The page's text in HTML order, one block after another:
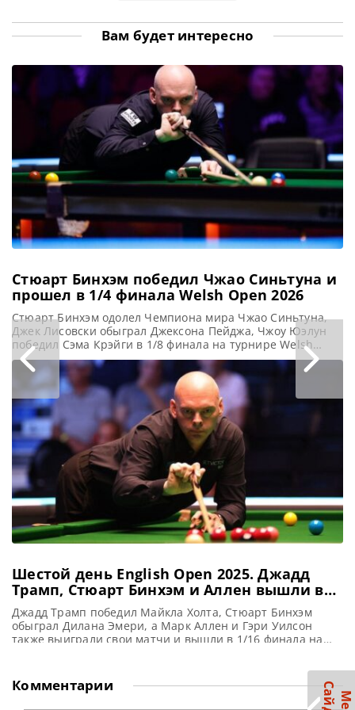
спортсмену не
только
континентальный
Кайреном Уилсоном
в финале Shanghai
Masters 2026,
воскресенье.
Бристолец одержал
верх со счетом
занимающий
первую строчку
мирового рейтинга,
продемонстрировал
свое мастерство,
одержав победу на
престижном
турнире Shanghai
Masters. В финале
он встретился с
действующим
Кайреном Уилсоном
и одержал
уверенную
Вам будет интересно
Стюарт Бинхэм победил Чжао Синьтуна и
прошел в 1/4 финала Welsh Open 2026
Стюарт Бинхэм одолел Чемпиона мира Чжао Синьтуна,
Джек Лисовски обыграл Джексона Пейджа, Чжоу Юэлун
победил Сэма Крэйги в 1/8 финала на турнире Welsh
Open 2026, сообщает WST Стюарт Бинхэм разрушил
амбициозные планы Чжао Синьтуна на завоевание
третьего подряд рейтингового титула, одержав над ним
победу со счетом 4-2 в 1/8 финала Welsh Open 2026.
Чемпион мира
Шестой день English Open 2025. Джадд
Трамп, Стюарт Бинхэм и Аллен вышли в
1/16 финала
Джадд Трамп победил Майкла Холта, Стюарт Бинхэм
обыграл Дилана Эмери, а Марк Аллен и Гэри Уилсон
также выиграли свои матчи и вышли в 1/16 финала на
неудач, разгромив Дилана Эмери со счетом 4-0 на
турнире English Open 2025. Стюарт проживает в
Комментарии